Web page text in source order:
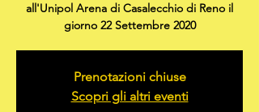
all'Unipol Arena di Casalecchio di Reno il
giorno 22 Settembre 2020
Prenotazioni chiuse
Scopri gli altri eventi